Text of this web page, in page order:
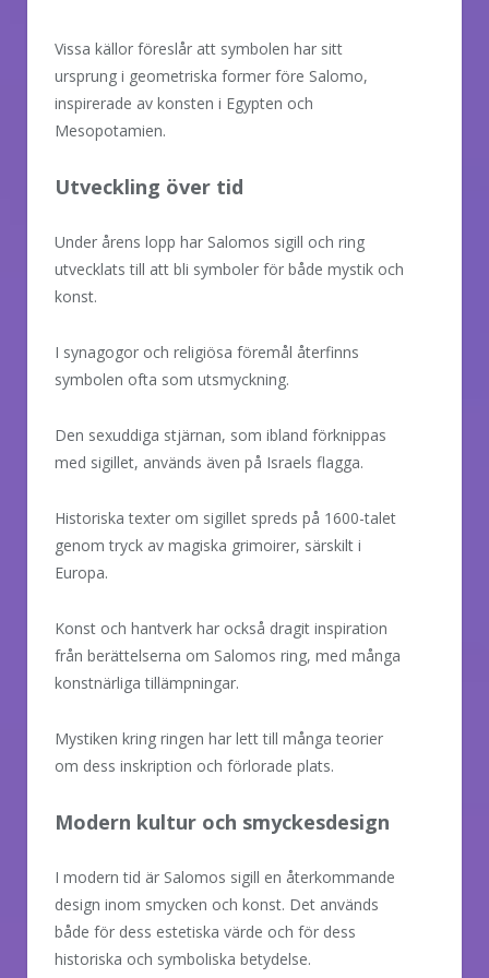
Vissa källor föreslår att symbolen har sitt
ursprung i geometriska former före Salomo,
inspirerade av konsten i Egypten och
Mesopotamien.
Utveckling över tid
Under årens lopp har Salomos sigill och ring
utvecklats till att bli symboler för både mystik och
konst.
I synagogor och religiösa föremål återfinns
symbolen ofta som utsmyckning.
Den sexuddiga stjärnan, som ibland förknippas
med sigillet, används även på Israels flagga.
Historiska texter om sigillet spreds på 1600-talet
genom tryck av magiska grimoirer, särskilt i
Europa.
Konst och hantverk har också dragit inspiration
från berättelserna om Salomos ring, med många
konstnärliga tillämpningar.
Mystiken kring ringen har lett till många teorier
om dess inskription och förlorade plats.
Modern kultur och smyckesdesign
I modern tid är Salomos sigill en återkommande
design inom smycken och konst. Det används
både för dess estetiska värde och för dess
historiska och symboliska betydelse.